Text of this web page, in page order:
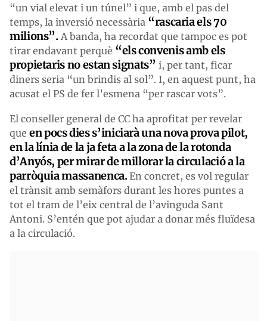
“un vial elevat i un túnel” i que, amb el pas del
temps, la inversió necessària “rascaria els 70
milions”.A banda, ha recordat que tampoc es pot
tirar endavant perquè “els convenis amb els
propietaris no estan signats” i, per tant, ficar
diners seria “un brindis al sol”. I, en aquest punt, ha
acusat el PS de fer l’esmena “per rascar vots”.
El conseller general de CC ha aprofitat per revelar
que en pocs dies s’iniciarà una nova prova pilot,
en la línia de la ja feta a la zona de la rotonda
d’Anyós, per mirar de millorar la circulació a la
parròquia massanenca.En concret, es vol regular
el trànsit amb semàfors durant les hores puntes a
tot el tram de l’eix central de l’avinguda Sant
Antoni. S’entén que pot ajudar a donar més fluïdesa
a la circulació.